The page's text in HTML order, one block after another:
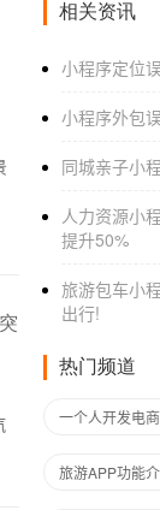
相关资讯
小程序定位
小程序外包
同城亲子小
人力资源小
提升50%
旅游包车小
出行!
热门频道
一个人开发电
旅游APP功能